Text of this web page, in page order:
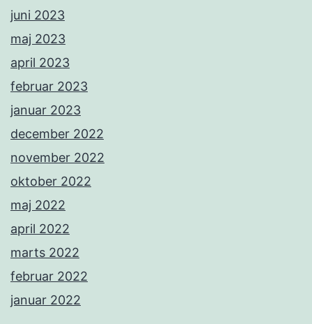
juni 2023
maj 2023
april 2023
februar 2023
januar 2023
december 2022
november 2022
oktober 2022
maj 2022
april 2022
marts 2022
februar 2022
januar 2022